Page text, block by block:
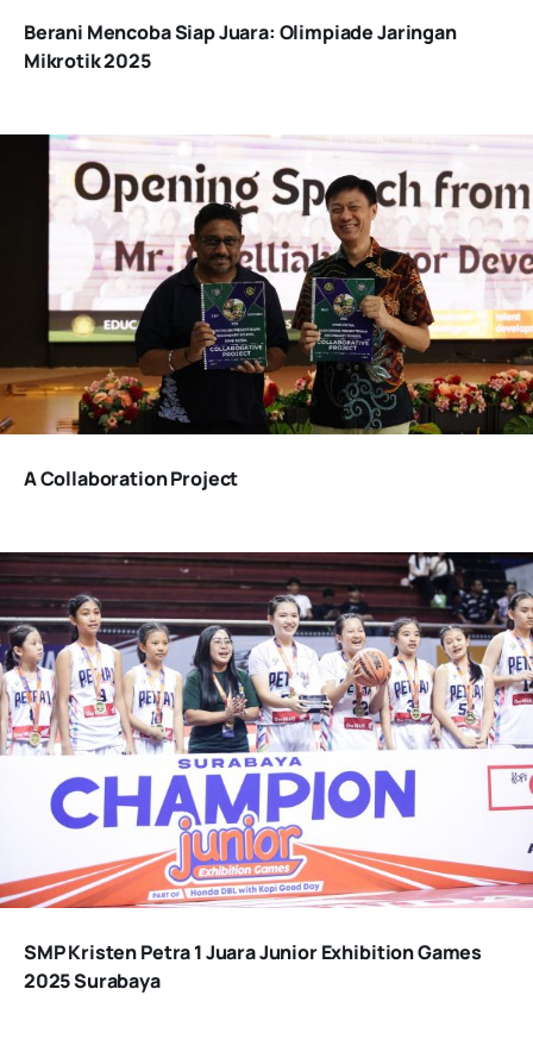
Berani Mencoba Siap Juara: Olimpiade Jaringan
Mikrotik 2025
A Collaboration Project
SMP Kristen Petra 1 Juara Junior Exhibition Games
2025 Surabaya